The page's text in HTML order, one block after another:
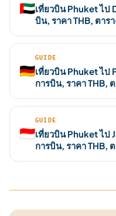
🇦🇪เที่ยวบิน Phuket ไป
บิน, ราคา THB, ตาร
🇩🇪
GUIDE
เที่ยวบิน Phuket ไป
การบิน, ราคา THB,
🇮🇩
GUIDE
เที่ยวบิน Phuket ไป
การบิน, ราคา THB,